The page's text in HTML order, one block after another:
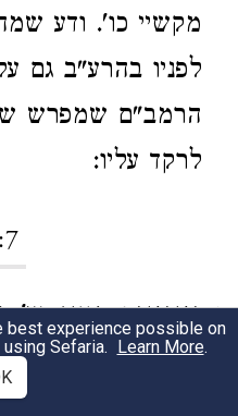
מקשיי כו'. ודע
לפניו בהרע"ב גם
הרמב"ם שמפרש
לרקד עליו:
1 וגנוגנות העני.עי'
שם אומן וסמכו
best experience possible on
Sefaria. Learn More.